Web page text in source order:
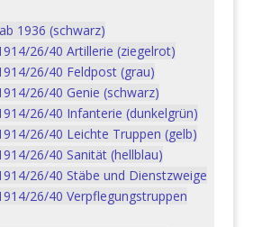
1936 (schwarz)
26/40 Artillerie (ziegelrot)
26/40 Feldpost (grau)
26/40 Genie (schwarz)
26/40 Infanterie (dunkelgrün)
26/40 Leichte Truppen (gelb)
26/40 Sanität (hellblau)
26/40 Stäbe und Dienstzweige
26/40 Verpflegungstruppen
Stab
Kdo
VT
RS
48
Menge
Warenkorb
Artikelnummer:
15BAD7515B Kategorien:
10 Logistiktruppen,
Abzeichen,